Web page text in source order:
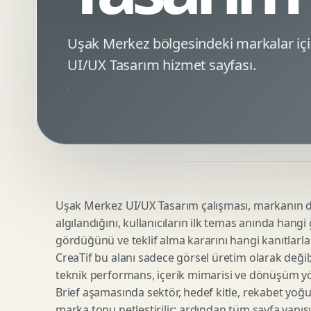
Minimal Logo Tasarimi
Amblem Tasarimi
Logo Revizyonu
Tipografik Logo Tasarimi
Startup Logo Tasarimi
Google Ads Reklam Tasarimi
Kampanya Stratejisi
Performans Reklam Kreatifleri
SEO Denetimi
E Ticaret SEO
Urun Gorsellestirme
3D Reklam Gorseli
Cgi Kampanya Gorseli
Motion 3D
3D Karakter Tasarimi
Uşak Merkez bölgesindeki markalar
UI/UX Tasarım hizmet sayfası.
Uşak Merkez UI/UX Tasarım çalışması, markanın
algılandığını, kullanıcıların ilk temas anında
gördüğünü ve teklif alma kararını hangi
CreaTif bu alanı sadece görsel üretim olarak
teknik performans, içerik mimarisi ve dönüşüm
Brief aşamasında sektör, hedef kitle, rekabet